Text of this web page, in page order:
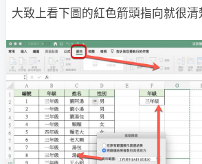
大致上看下圖的紅色箭頭指向就很清